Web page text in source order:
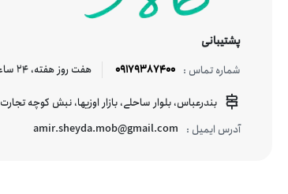
پشتیبانی
شماره تماس : 09179387400
هفت روز هفته، ۲۴ ساعت شبانه‌روز پاسخگوی شما هستیم.
بندرعباس، بلوار ساحلی، بازار اوزیها، نبش کوچه تجارت 9، روبروی درب ورودی اسکله شهید حقانی
آدرس ایمیل : amir.sheyda.mob@gmail.com